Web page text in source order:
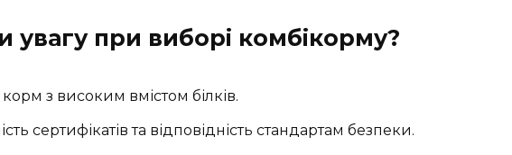
увагу при виборі комбікорму?
з високим вмістом білків.
сертифікатів та відповідність стандартам безпеки.